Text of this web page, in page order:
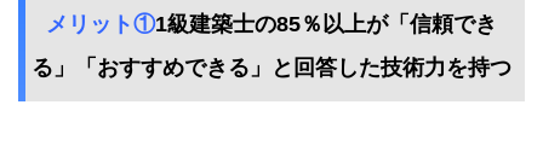
メリット①1級建築士の85％以上が「信頼でき
る」「おすすめできる」と回答した技術力を持つ